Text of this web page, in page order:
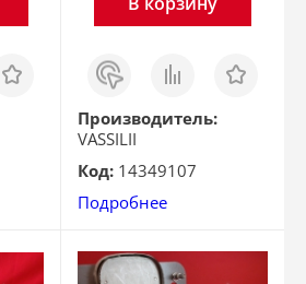
Отложить Заказ
в 1
клик
Сравнить Отложить
Производитель:
VASSILII
Код: 14349107
Подробнее